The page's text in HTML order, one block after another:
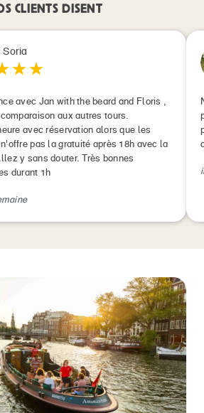
CLIENTS DISENT
Soria
avec Jan with the beard and Floris ,
aux autres tours.
avec réservation alors que les
pas la gratuité après 18h avec la
y sans douter. Très bonnes
durant 1h